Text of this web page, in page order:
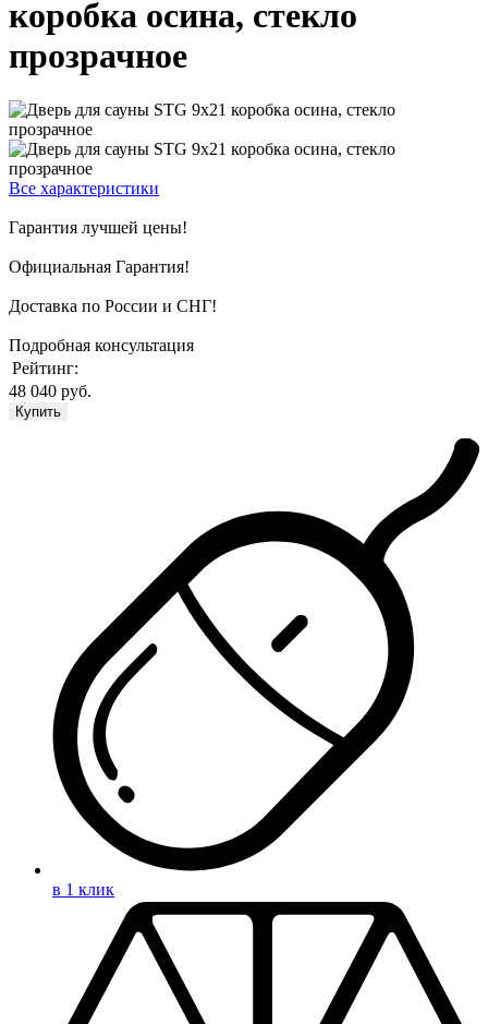
коробка осина, стекло
прозрачное
Все характеристики
Гарантия лучшей цены!
Официальная Гарантия!
Доставка по России и СНГ!
Подробная консультация
Рейтинг:
48 040 руб.
Купить
в 1 клик